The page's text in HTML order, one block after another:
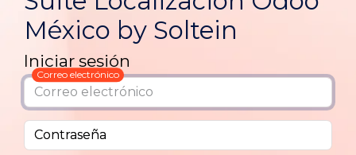
México by Soltein
Iniciar sesión
Correo electrónico
Contraseña